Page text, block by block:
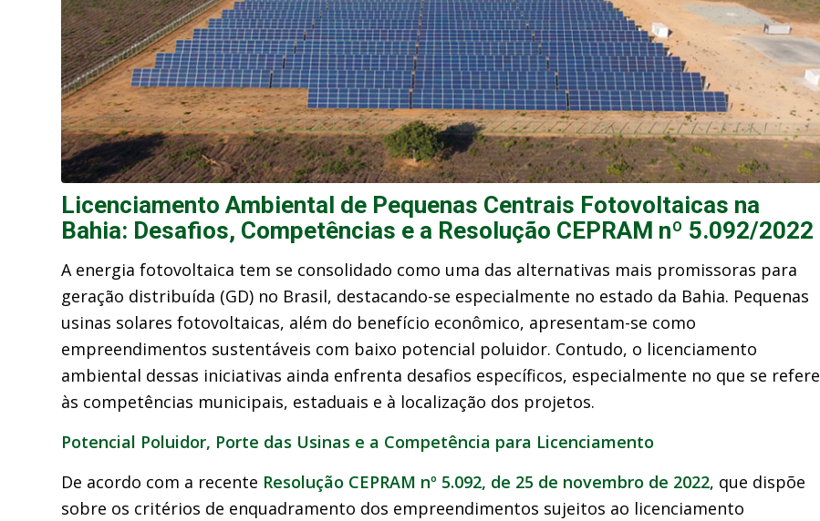
Licenciamento Ambiental de Pequenas Centrais Fotovoltaicas na
Bahia: Desafios, Competências e a Resolução CEPRAM nº 5.092/2022
A energia fotovoltaica tem se consolidado como uma das alternativas mais promissoras para
geração distribuída (GD) no Brasil, destacando-se especialmente no estado da Bahia. Pequenas
usinas solares fotovoltaicas, além do benefício econômico, apresentam-se como
empreendimentos sustentáveis com baixo potencial poluidor. Contudo, o licenciamento
ambiental dessas iniciativas ainda enfrenta desafios específicos, especialmente no que se refere
às competências municipais, estaduais e à localização dos projetos.
Potencial Poluidor, Porte das Usinas e a Competência para Licenciamento
De acordo com a recente Resolução CEPRAM nº 5.092, de 25 de novembro de 2022, que dispõe
sobre os critérios de enquadramento dos empreendimentos sujeitos ao licenciamento